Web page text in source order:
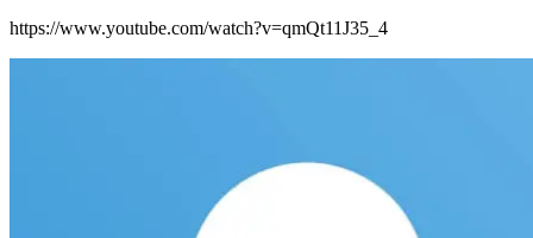
https://www.youtube.com/watch?v=qmQt11J35_4